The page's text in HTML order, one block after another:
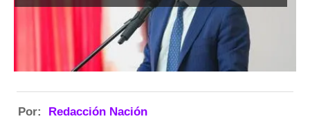
Por: Redacción Nación